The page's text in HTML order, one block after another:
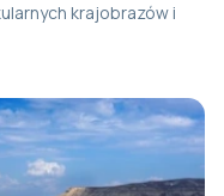
krajobrazów i